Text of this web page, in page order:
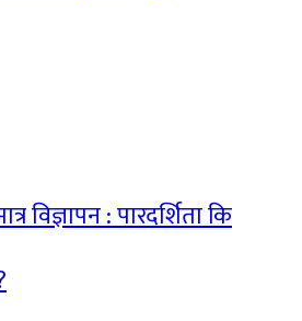
विज्ञापन : पारदर्शिता कि